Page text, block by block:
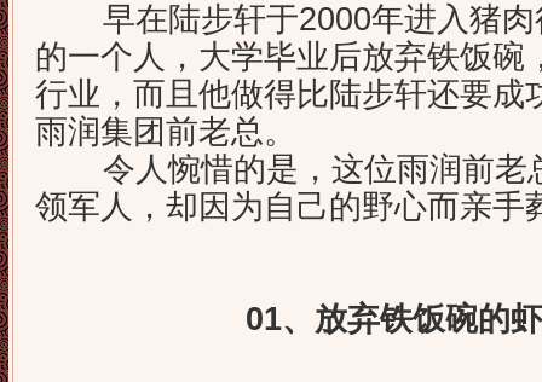
早在陆步轩于2000年进入猪肉
的一个人，大学毕业后放弃铁饭碗
行业，而且他做得比陆步轩还要成
雨润集团前老总。
令人惋惜的是，这位雨润前老
领军人，却因为自己的野心而亲手
01、放弃铁饭碗的